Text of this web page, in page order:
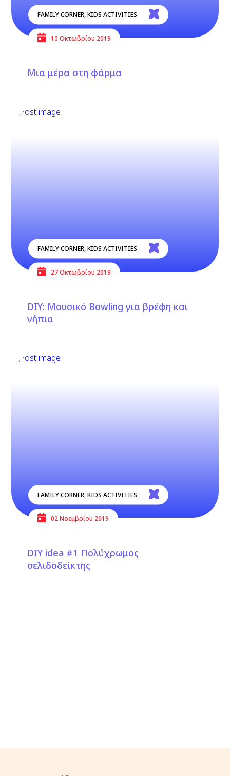
FAMILY CORNER,KIDS ACTIVITIES
10 Οκτωβρίου 2019
Μια μέρα στη φάρμα
FAMILY CORNER,KIDS ACTIVITIES
27 Οκτωβρίου 2019
DIΥ: Μουσικό Bowling για βρέφη και
νήπια
FAMILY CORNER,KIDS ACTIVITIES
02 Νοεμβρίου 2019
DIY idea #1 Πολύχρωμος
σελιδοδείκτης